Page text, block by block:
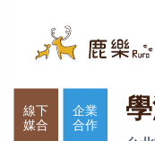
學海無涯無
企業
合作